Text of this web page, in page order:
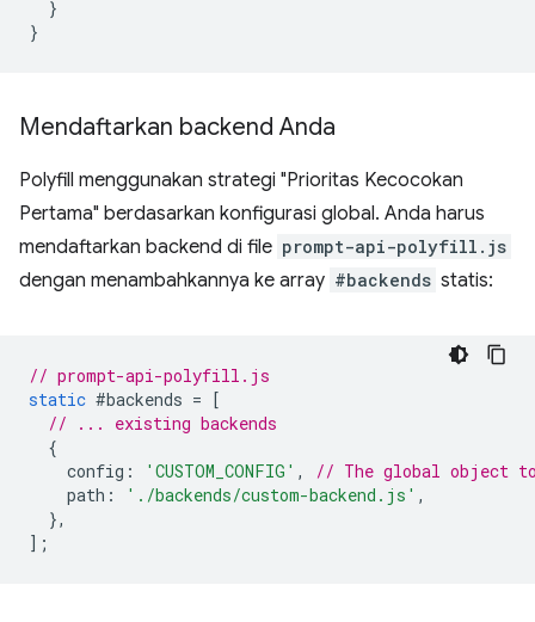
}
}
Mendaftarkan backend Anda
Polyfill menggunakan strategi "Prioritas Kecocokan
Pertama" berdasarkan konfigurasi global. Anda harus
mendaftarkan backend di file prompt-api-polyfill.js
dengan menambahkannya ke array #backends statis:
// prompt-api-polyfill.js
static #backends = [
// ... existing backends
{
config : 'CUSTOM_CONFIG' ,
// The global object
path : './backends/custom-backend.js' ,
},
];